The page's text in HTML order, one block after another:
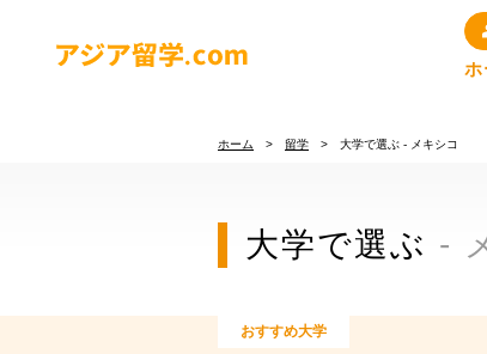
ホ
留学について
お申込みの
コースで選
ホーム > 留学 > 大学で選ぶ - メキシコ
大学で選ぶ -
おすすめ大学